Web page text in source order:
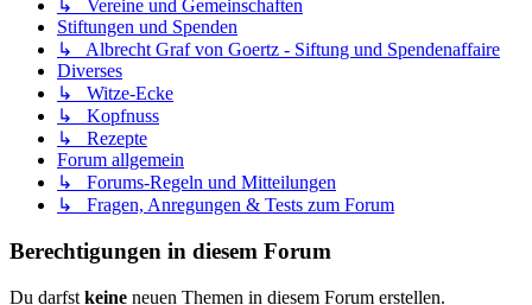
↳ Vereine und Gemeinschaften
Stiftungen und Spenden
↳ Albrecht Graf von Goertz - Siftung und Spendenaffaire
Diverses
↳ Witze-Ecke
↳ Kopfnuss
↳ Rezepte
Forum allgemein
↳ Forums-Regeln und Mitteilungen
↳ Fragen, Anregungen & Tests zum Forum
Berechtigungen in diesem Forum
Du darfst keine neuen Themen in diesem Forum erstellen.